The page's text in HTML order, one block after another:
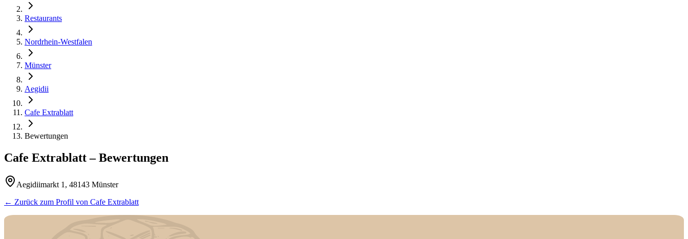
Restaurants
Nordrhein-Westfalen
Münster
Aegidii
Cafe Extrablatt
Bewertungen
Cafe Extrablatt – Bewertungen
Aegidiimarkt 1, 48143 Münster
← Zurück zum Profil von Cafe Extrablatt